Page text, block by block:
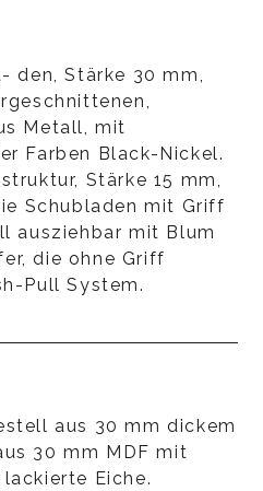
den, Stärke 30 mm,
Metall, mit
Farben Black-Nickel.
Stärke 15 mm,
Schubladen mit Griff
ausziehbar mit Blum
die ohne Griff
Pull System.
aus 30 mm dickem
30 mm MDF mit
Eiche.